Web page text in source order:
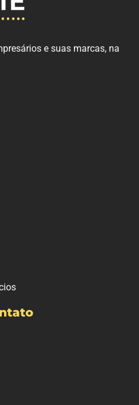
e suas marcas, na